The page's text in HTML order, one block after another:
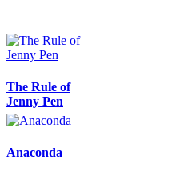
The Rule of
Jenny Pen
Anaconda